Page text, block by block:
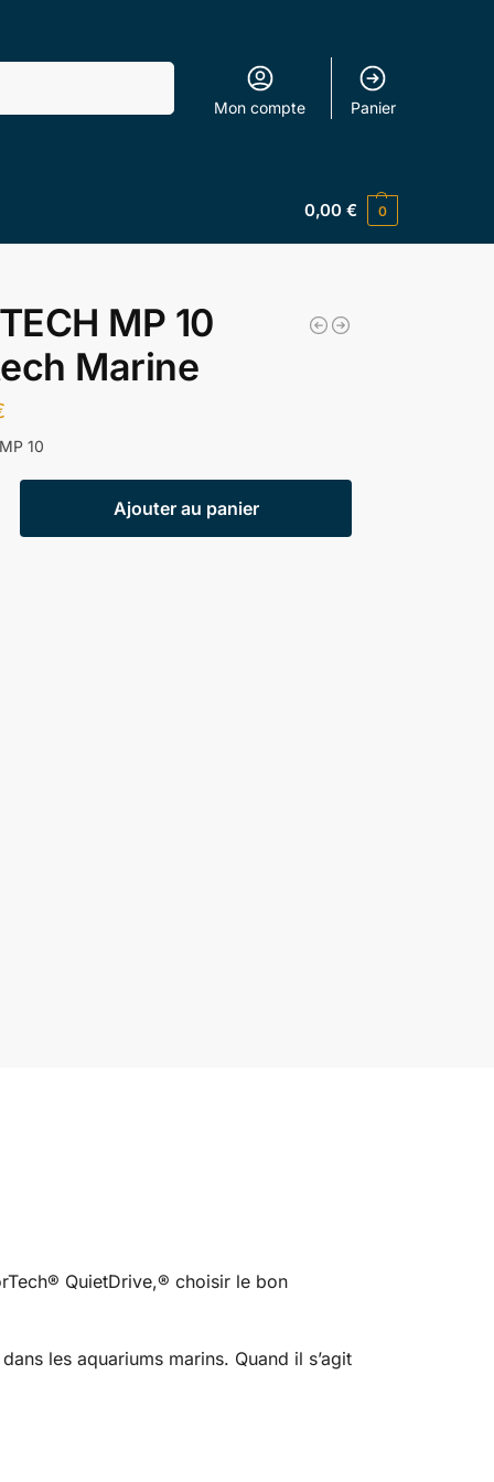
Mon compte Panier
0,00€ 0
MP 10
Marine
10
Ajouter au panier
QuietDrive,® choisir le bon
les aquariums marins. Quand il s’agit